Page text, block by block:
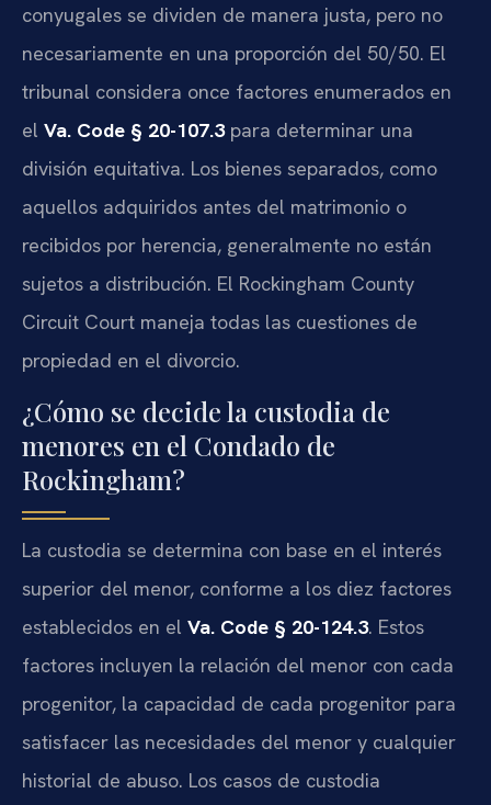
conyugales se dividen de manera justa, pero no
necesariamente en una proporción del 50/50. El
tribunal considera once factores enumerados en
el Va. Code § 20-107.3para determinar una
división equitativa. Los bienes separados, como
aquellos adquiridos antes del matrimonio o
recibidos por herencia, generalmente no están
sujetos a distribución. El Rockingham County
Circuit Court maneja todas las cuestiones de
propiedad en el divorcio.
¿Cómo se decide la custodia de
menores en el Condado de
Rockingham?
La custodia se determina con base en el interés
superior del menor, conforme a los diez factores
establecidos en el Va. Code § 20-124.3. Estos
factores incluyen la relación del menor con cada
progenitor, la capacidad de cada progenitor para
satisfacer las necesidades del menor y cualquier
historial de abuso. Los casos de custodia